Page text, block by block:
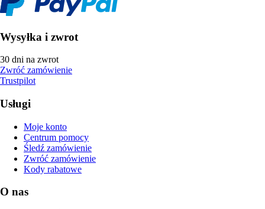
Wysyłka i zwrot
30 dni na zwrot
Zwróć zamówienie
Trustpilot
Usługi
Moje konto
Centrum pomocy
Śledź zamówienie
Zwróć zamówienie
Kody rabatowe
O nas